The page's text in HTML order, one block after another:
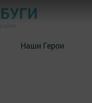
Наши Герои